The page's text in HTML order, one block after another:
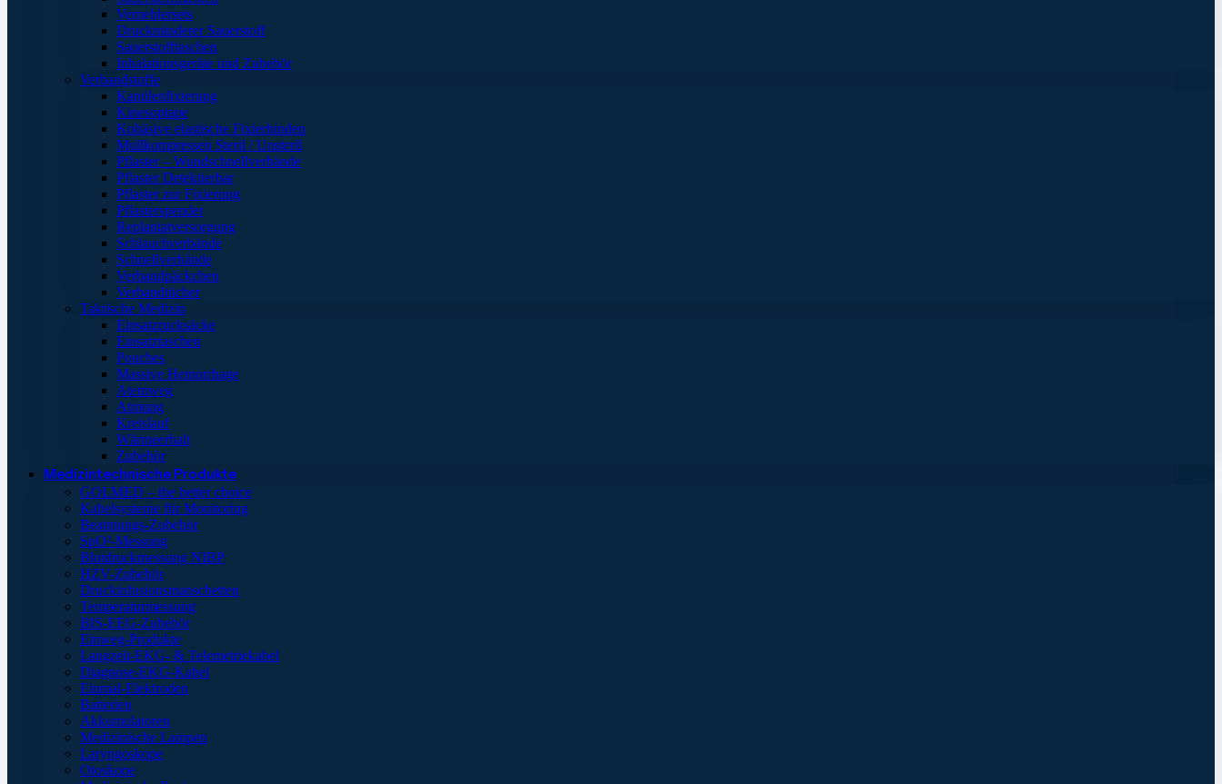
Verneblersets
Druckminderer Sauerstoff
Sauerstofftaschen
Inhalationsgeräte und Zubehör
Verbandstoffe
Kanülenfixierung
Kinesoptape
Kohäsive elastische Fixierbinden
Mullkompressen Steril / Unsteril
Pflaster – Wundschnellverbände
Pflaster Detektierbar
Pflaster zur Fixierung
Pflasterspender
Replantatversorgung
Schlauchverbände
Schnellverbände
Verbandpäckchen
Verbandtücher
Taktische Medizin
Einsatzrucksäcke
Einsatztaschen
Pouches
Massive Hemorrhage
Atemweg
Atmung
Kreislauf
Wärmeerhalt
Zubehör
Medizintechnische Produkte
GOLMED – the better choice
Kabelsysteme für Monitoring
Beatmungs-Zubehör
SpO²-Messung
Blutdruckmessung NIBP
HZV-Zubehör
Druckinfusionsmanschetten
Temperaturmessung
BIS-EEG-Zubehör
Einweg-Produkte
Langzeit-EKG- & Telemetriekabel
Diagnose-EKG-Kabel
Einmal-Elektroden
Batterien
Akkumulatoren
Medizinische Lampen
Laryngoskope
Otoskope